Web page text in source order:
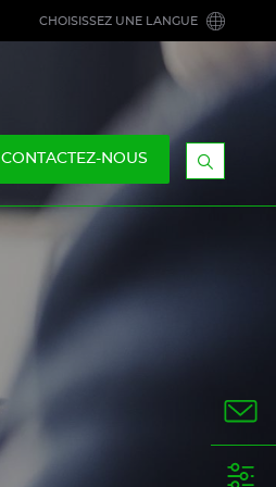
CHOISISSEZ UNE LANGUE
CONTACTEZ-NOUS
Afficher